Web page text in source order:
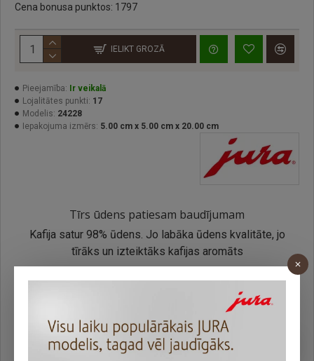
Pieejamība:
Ir veikalā
Lojalitātes punkti: 17
Modelis: 24228
Iepakojuma izmērs: 5.00 cm x 5.00 cm x 20.00 cm
Cena bonusa punktos: 1797
IELIKT GROZĀ
Tīrs ūdens patiesam baudījumam​
Kafija satur 98% ūdens. Jo labāka ūdens kvalitāte, jo
tīrāks un izteiktāks kafijas aromāts
CLARIS pilnībā izfiltrē ūdeni, atstājot tajā nepieciešamos
minerālus perfektai kafijai: tīrs ūdens patiesam
baudījumam.
APRAKSTS
PRECES ĪPAŠĪBAS